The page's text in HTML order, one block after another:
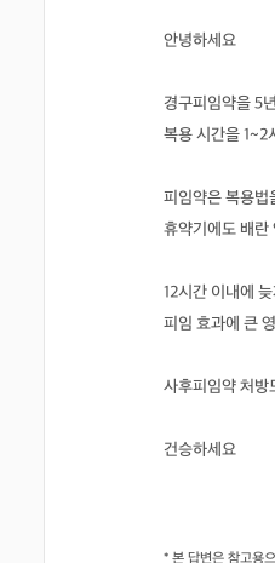
안녕하세요
경구피임약을 5
복용 시간을 1~2
피임약은 복용법
휴약기에도 배란
12시간 이내에
피임 효과에 큰
사후피임약 처방
건승하세요
* 본 답변은 참고용